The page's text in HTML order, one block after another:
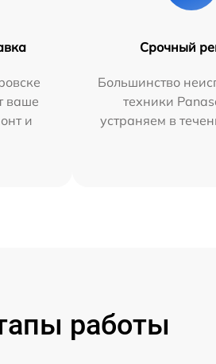
ваше
и
Срочный
Большинство
техники
устраняем в
работы